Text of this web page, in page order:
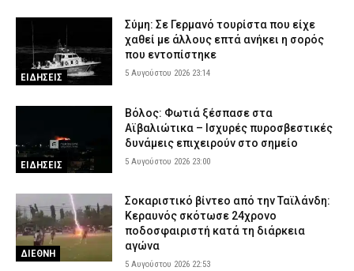
ΕΙΔΗΣΕΙΣ
Σύμη: Σε Γερμανό τουρίστα που είχε
χαθεί με άλλους επτά ανήκει η σορός
που εντοπίστηκε
5 Αυγούστου 2026 23:14
ΕΙΔΗΣΕΙΣ
Βόλος: Φωτιά ξέσπασε στα
Αϊβαλιώτικα – Ισχυρές πυροσβεστικές
δυνάμεις επιχειρούν στο σημείο
5 Αυγούστου 2026 23:00
ΔΙΕΘΝΗ
Σοκαριστικό βίντεο από την Ταϊλάνδη:
Κεραυνός σκότωσε 24χρονο
ποδοσφαιριστή κατά τη διάρκεια
αγώνα
5 Αυγούστου 2026 22:53